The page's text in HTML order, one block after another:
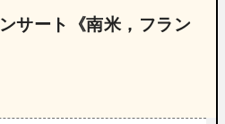
サート《南米，フラン